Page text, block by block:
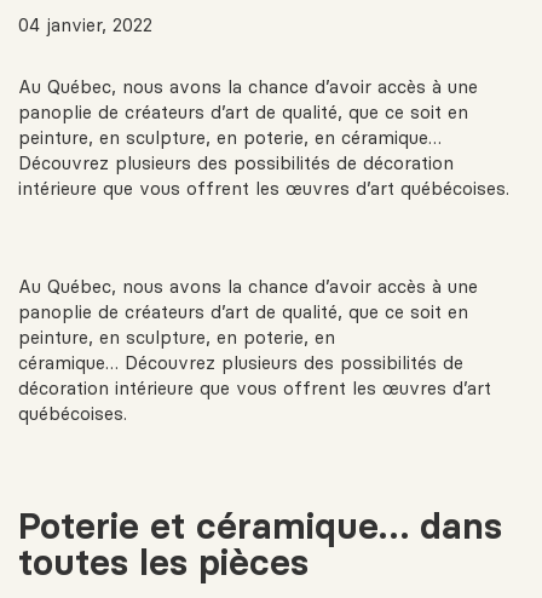
04 janvier, 2022
Au Québec, nous avons la chance d’avoir accès à une
panoplie de créateurs d’art de qualité, que ce soit en
peinture, en sculpture, en poterie, en céramique…
Découvrez plusieurs des possibilités de décoration
intérieure que vous offrent les œuvres d’art québécoises.
Au Québec, nous avons la chance d’avoir accès à une
panoplie de créateurs d’art de qualité, que ce soit en
peinture, en sculpture, en poterie, en
céramique… Découvrez plusieurs des possibilités de
décoration intérieure que vous offrent les œuvres d’art
québécoises.
Poterie et céramique… dans
toutes les pièces